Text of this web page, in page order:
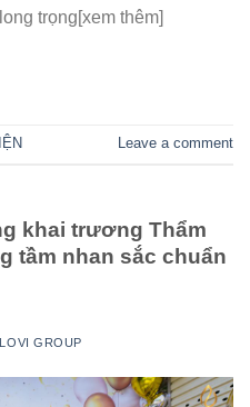
trọng[xem thêm]
Leave a comment
khai trương Thẩm
tầm nhan sắc chuẩn
GROUP